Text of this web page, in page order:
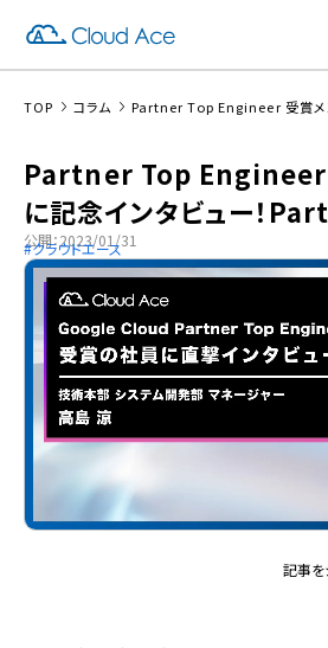
TOP コラム
Partner Top Engineer
に記念インタビュー！
公開：2023/01/31
クラウドエース
記事を